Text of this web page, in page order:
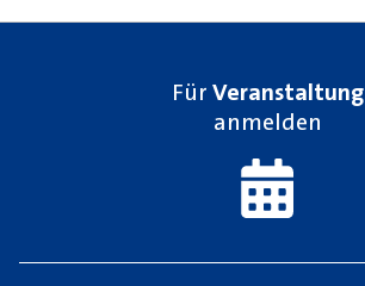
Für Veranstaltung
anmelden